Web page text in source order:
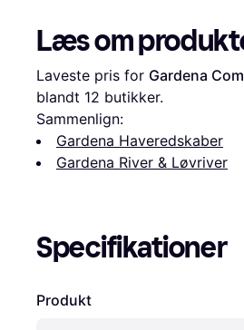
Læs om
Laveste pris for Gardena
blandt 12 butikker.
Sammenlign:
Gardena Haveredskaber
Gardena River & Løvriver
Specifikationer
Produkt